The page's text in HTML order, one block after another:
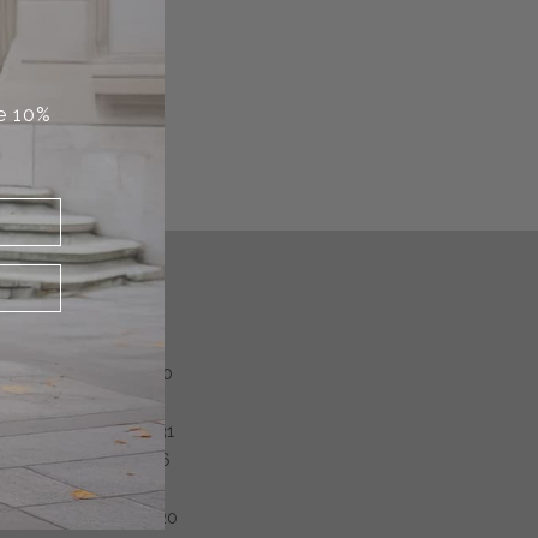
St. Peterstrasse 20
8001 Zurich
+41 (0)44 260 13 31
Seefeldstrasse 56
8008 Zurich
+41 (0)44 260 13 20